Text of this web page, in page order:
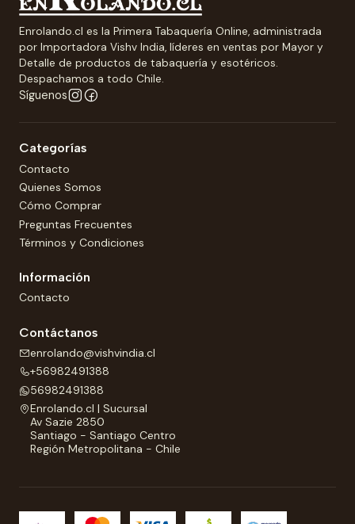
Enrolando.cl es la Primera Tabaquería Online, administrada
por Importadora Vishv India, líderes en ventas por Mayor y
Detalle de productos de tabaquería y esotéricos.
Despachamos a todo Chile.
Síguenos
Categorías
Contacto
Quienes Somos
Cómo Comprar
Preguntas Frecuentes
Términos y Condiciones
Información
Contacto
Contáctanos
enrolando@vishvindia.cl
+56982491388
56982491388
Enrolando.cl | Sucursal
Av Sazie 2850
Santiago - Santiago Centro
Región Metropolitana - Chile